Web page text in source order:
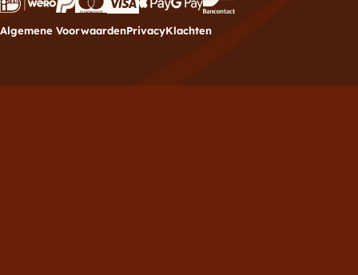
Algemene VoorwaardenPrivacyKlachten